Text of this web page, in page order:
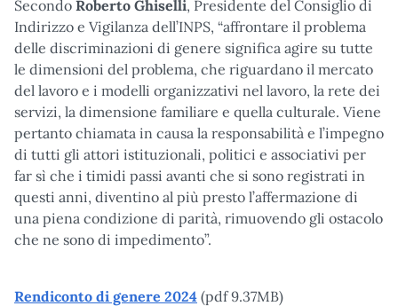
Secondo Roberto Ghiselli, Presidente del Consiglio di
Indirizzo e Vigilanza dell’INPS, “affrontare il problema
delle discriminazioni di genere significa agire su tutte
le dimensioni del problema, che riguardano il mercato
del lavoro e i modelli organizzativi nel lavoro, la rete dei
servizi, la dimensione familiare e quella culturale. Viene
pertanto chiamata in causa la responsabilità e l’impegno
di tutti gli attori istituzionali, politici e associativi per
far sì che i timidi passi avanti che si sono registrati in
questi anni, diventino al più presto l’affermazione di
una piena condizione di parità, rimuovendo gli ostacolo
che ne sono di impedimento”.
Rendiconto di genere 2024 (pdf 9.37MB)